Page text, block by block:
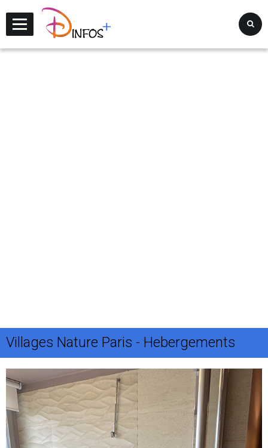
Villages Nature Paris - Hebergements